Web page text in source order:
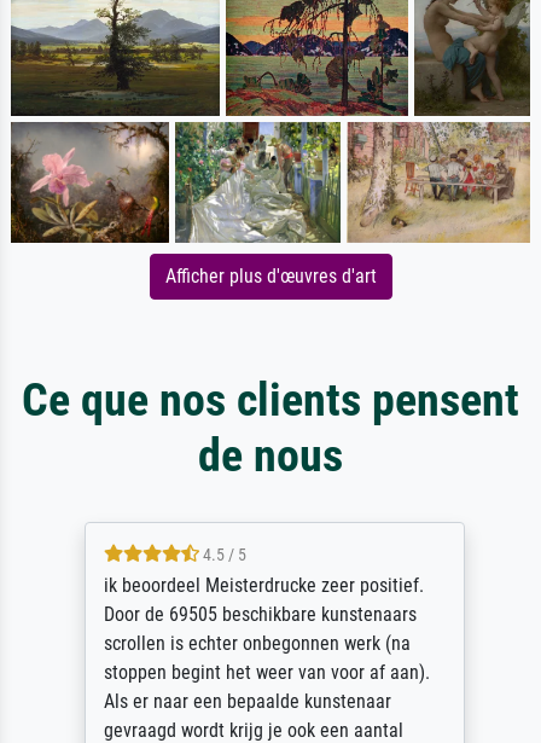
Afficher plus d'œuvres d'art
Ce que nos clients pensent
de nous
4.5 / 5
ik beoordeel Meisterdrucke zeer positief.
Door de 69505 beschikbare kunstenaars
scrollen is echter onbegonnen werk (na
stoppen begint het weer van voor af aan).
Als er naar een bepaalde kunstenaar
gevraagd wordt krijg je ook een aantal